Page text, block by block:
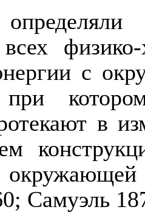
всех
с
при
в
Самуэль